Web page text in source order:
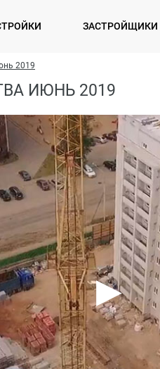
ЗАСТРОЙЩИКИ
2019
ИЮНЬ 2019